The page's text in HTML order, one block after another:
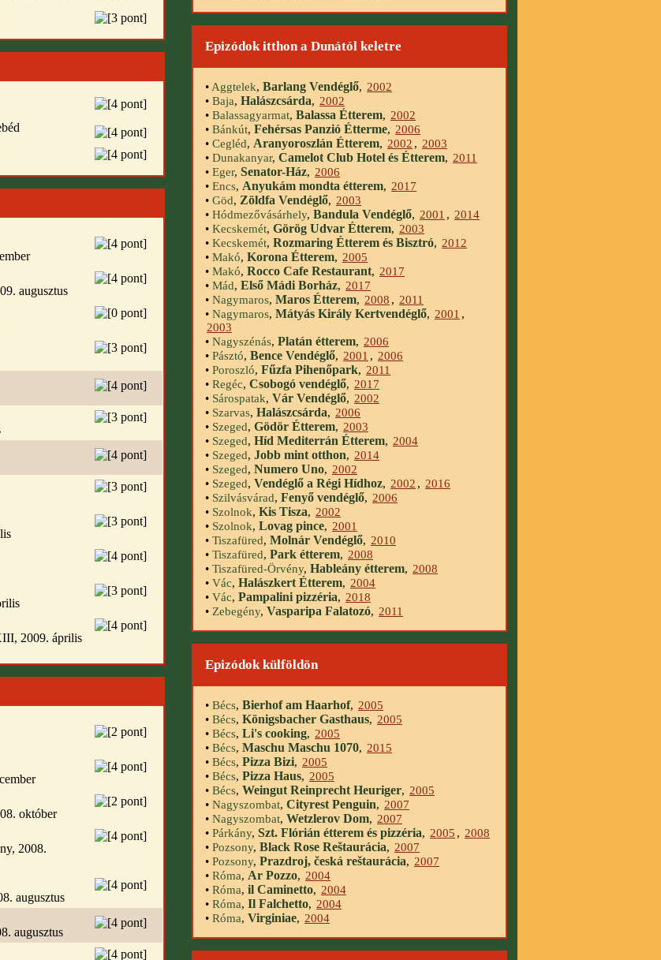
augusztus
2009. április
október
2008.
augusztus
augusztus
Epizódok itthon a Dunától keletre
• Aggtelek, Barlang Vendéglő, 2002
• Baja, Halászcsárda, 2002
• Balassagyarmat, Balassa Étterem, 2002
• Bánkút, Fehérsas Panzió Étterme, 2006
• Cegléd, Aranyoroszlán Étterem, 2002 , 2003
• Dunakanyar, Camelot Club Hotel és Étterem, 2011
• Eger, Senator-Ház, 2006
• Encs, Anyukám mondta étterem, 2017
• Göd, Zöldfa Vendéglő, 2003
• Hódmezővásárhely, Bandula Vendéglő, 2001 , 2014
• Kecskemét, Görög Udvar Étterem, 2003
• Kecskemét, Rozmaring Étterem és Bisztró, 2012
• Makó, Korona Étterem, 2005
• Makó, Rocco Cafe Restaurant, 2017
• Mád, Első Mádi Borház, 2017
• Nagymaros, Maros Étterem, 2008 , 2011
• Nagymaros, Mátyás Király Kertvendéglő, 2001 ,
2003
• Nagyszénás, Platán étterem, 2006
• Pásztó, Bence Vendéglő, 2001 , 2006
• Poroszló, Fűzfa Pihenőpark, 2011
• Regéc, Csobogó vendéglő, 2017
• Sárospatak, Vár Vendéglő, 2002
• Szarvas, Halászcsárda, 2006
• Szeged, Gödör Étterem, 2003
• Szeged, Híd Mediterrán Étterem, 2004
• Szeged, Jobb mint otthon, 2014
• Szeged, Numero Uno, 2002
• Szeged, Vendéglő a Régi Hídhoz, 2002 , 2016
• Szilvásvárad, Fenyő vendéglő, 2006
• Szolnok, Kis Tisza, 2002
• Szolnok, Lovag pince, 2001
• Tiszafüred, Molnár Vendéglő, 2010
• Tiszafüred, Park étterem, 2008
• Tiszafüred-Örvény, Hableány étterem, 2008
• Vác, Halászkert Étterem, 2004
• Vác, Pampalini pizzéria, 2018
• Zebegény, Vasparipa Falatozó, 2011
Epizódok külföldön
• Bécs, Bierhof am Haarhof, 2005
• Bécs, Königsbacher Gasthaus, 2005
• Bécs, Li's cooking, 2005
• Bécs, Maschu Maschu 1070, 2015
• Bécs, Pizza Bizi, 2005
• Bécs, Pizza Haus, 2005
• Bécs, Weingut Reinprecht Heuriger, 2005
• Nagyszombat, Cityrest Penguin, 2007
• Nagyszombat, Wetzlerov Dom, 2007
• Párkány, Szt. Flórián étterem és pizzéria, 2005 , 2008
• Pozsony, Black Rose Reštaurácia, 2007
• Pozsony, Prazdroj, česká reštaurácia, 2007
• Róma, Ar Pozzo, 2004
• Róma, il Caminetto, 2004
• Róma, Il Falchetto, 2004
• Róma, Virginiae, 2004